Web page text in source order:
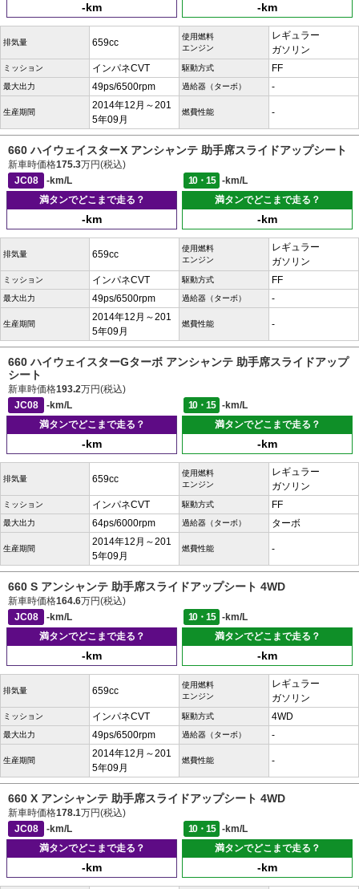
-km -km
排気量 659cc
使用燃料
エンジン
レギュラー
ガソリン
ミッション インパネCVT 駆動方式 FF
最大出力 49ps/6500rpm 過給器（ターボ） -
生産期間
2014年12月～201
5年09月
燃費性能 -
660 ハイウェイスターX アンシャンテ 助手席スライドアップシート
新車時価格175.3万円(税込)
JC08
-km/L 10・15
-km/L
満タンでどこまで走る？
-km
満タンでどこまで走る？
-km
排気量 659cc
使用燃料
エンジン
レギュラー
ガソリン
ミッション インパネCVT 駆動方式 FF
最大出力 49ps/6500rpm 過給器（ターボ） -
生産期間
2014年12月～201
5年09月
燃費性能 -
660 ハイウェイスターGターボ アンシャンテ 助手席スライドアップ
シート
新車時価格193.2万円(税込)
JC08
-km/L 10・15
-km/L
満タンでどこまで走る？
-km
満タンでどこまで走る？
-km
排気量 659cc
使用燃料
エンジン
レギュラー
ガソリン
ミッション インパネCVT 駆動方式 FF
最大出力 64ps/6000rpm 過給器（ターボ） ターボ
生産期間
2014年12月～201
5年09月
燃費性能 -
660 S アンシャンテ 助手席スライドアップシート 4WD
新車時価格164.6万円(税込)
JC08
-km/L 10・15
-km/L
満タンでどこまで走る？
-km
満タンでどこまで走る？
-km
排気量 659cc
使用燃料
エンジン
レギュラー
ガソリン
ミッション インパネCVT 駆動方式 4WD
最大出力 49ps/6500rpm 過給器（ターボ） -
生産期間
2014年12月～201
5年09月
燃費性能 -
660 X アンシャンテ 助手席スライドアップシート 4WD
新車時価格178.1万円(税込)
JC08
-km/L 10・15
-km/L
満タンでどこまで走る？
-km
満タンでどこまで走る？
-km